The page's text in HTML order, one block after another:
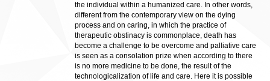
the individual within a humanized care. In other words,
different from the contemporary view on the dying
process and on caring, in which the practice of
therapeutic obstinacy is commonplace, death has
become a challenge to be overcome and palliative care
is seen as a consolation prize when according to there
is no more medicine to be done, the result of the
technologicalization of life and care. Here it is possible